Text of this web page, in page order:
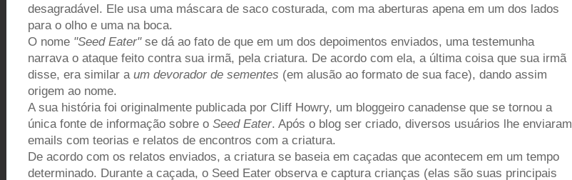
desagradável. Ele usa uma máscara de saco costurada, com ma aberturas apena em um dos lados
para o olho e uma na boca.
O nome "Seed Eater"se dá ao fato de que em um dos depoimentos enviados, uma testemunha
narrava o ataque feito contra sua irmã, pela criatura. De acordo com ela, a última coisa que sua irmã
disse, era similar a um devorador de sementes (em alusão ao formato de sua face), dando assim
origem ao nome.
A sua história foi originalmente publicada por Cliff Howry, um bloggeiro canadense que se tornou a
única fonte de informação sobre o Seed Eater. Após o blog ser criado, diversos usuários lhe enviaram
emails com teorias e relatos de encontros com a criatura.
De acordo com os relatos enviados, a criatura se baseia em caçadas que acontecem em um tempo
determinado. Durante a caçada, o Seed Eater observa e captura crianças (elas são suas principais